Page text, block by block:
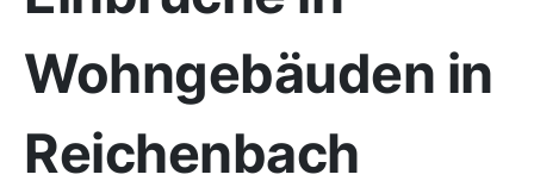
Wohngebäuden in
Reichenbach